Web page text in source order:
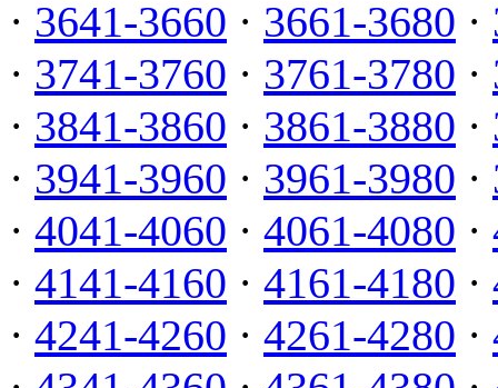
· 3641-3660 · 3661-3680 ·
· 3741-3760 · 3761-3780 ·
· 3841-3860 · 3861-3880 ·
· 3941-3960 · 3961-3980 ·
· 4041-4060 · 4061-4080 ·
· 4141-4160 · 4161-4180 ·
· 4241-4260 · 4261-4280 ·